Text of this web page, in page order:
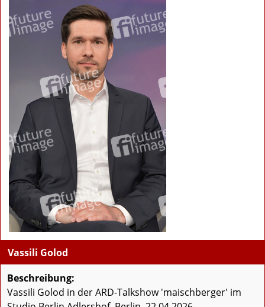
Vassili Golod
Beschreibung:
Vassili Golod in der ARD-Talkshow 'maischberger' im